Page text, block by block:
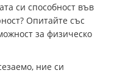
си способност във
Опитайте със
за физическо
ние си